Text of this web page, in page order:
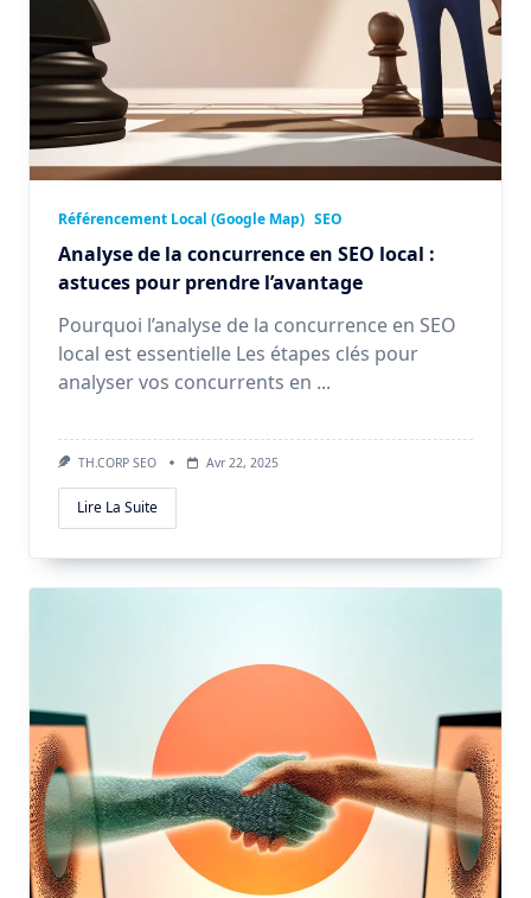
Référencement Local (Google Map) SEO
Analyse de la concurrence en SEO local :
astuces pour prendre l’avantage
Pourquoi l’analyse de la concurrence en SEO
local est essentielle Les étapes clés pour
analyser vos concurrents en ...
TH.CORP SEO Avr 22, 2025
Lire La Suite